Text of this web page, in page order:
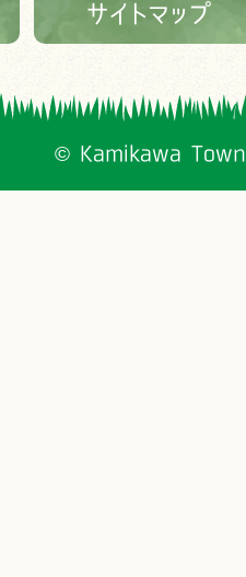
サイトマップ
© Kamikawa Town